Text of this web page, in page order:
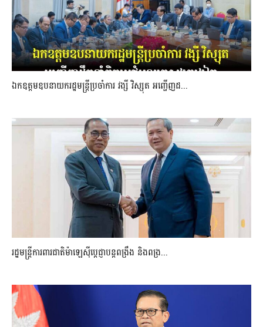
ឯកឧត្តមឧបនាយករដ្ឋមន្រ្តីប្រចាំការ វង្សី វិស្សុត អញ្ជើញដ...
រដ្ឋមន្ត្រីការពារជាតិម៉ាឡេស៊ីប្ដេជ្ញាបន្តពង្រឹង និងពង្រ...